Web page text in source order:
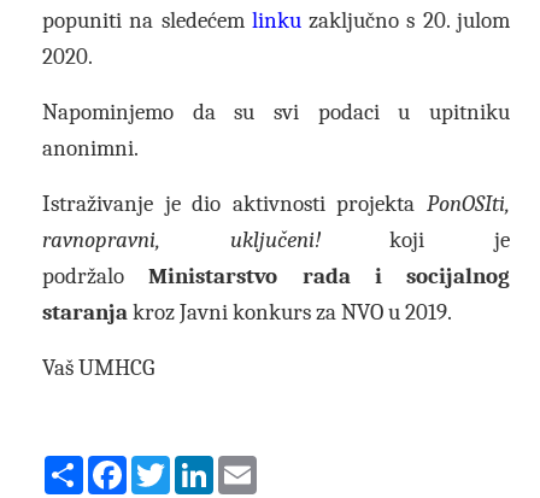
popuniti na sledećem linkuzaključno s 20. julom
2020.
Napominjemo da su svi podaci u upitniku
anonimni.
Istraživanje je dio aktivnosti projekta PonOSIti,
ravnopravni, uključeni!koji
je
podržaloMinistarstvo rada i socijalnog
staranjakroz Javni konkurs za NVO u 2019.
Vaš UMHCG
Share FacebookTwitterLinkedIn